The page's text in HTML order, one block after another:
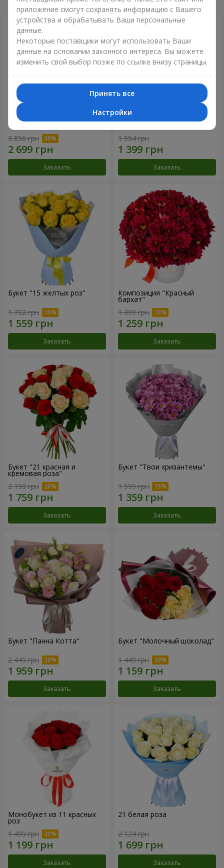
Букет "Крещатик"
3 856 грн
Заказать
Букет "Мы и лето"
1 554 грн
Заказать
Букет "15 желтых роз"
1 732 грн
Заказать
Композиция "Красный
бархат"
1 399 грн
Заказать
Букет "21 красная и
кремовая роза"
2 199 грн
Заказать
Букет "Твои хризантемы"
1 599 грн
Заказать
Букет "Панна Котта"
2 449 грн
Заказать
Букет "Молочный шоколад"
1 449 грн
Заказать
Монобукет из 11 красных
роз
1 499 грн
Заказать
21 белая роза
2 124 грн
Заказать
приложение смогут сохранять информацию с Вашего
устройства и обрабатывать Ваши персональные
данные.
Некоторые поставщики могут использовать Ваши
данные на основании законного интереса. Вы можете
изменить свой выбор позже по ссылке внизу страницы.
Принять все
Настройки